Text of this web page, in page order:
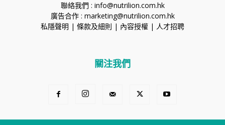
聯絡我們 : info@nutrilion.com.hk
廣告合作 : marketing@nutrilion.com.hk
私隱聲明 | 條款及細則 | 內容授權 | 人才招聘
關注我們